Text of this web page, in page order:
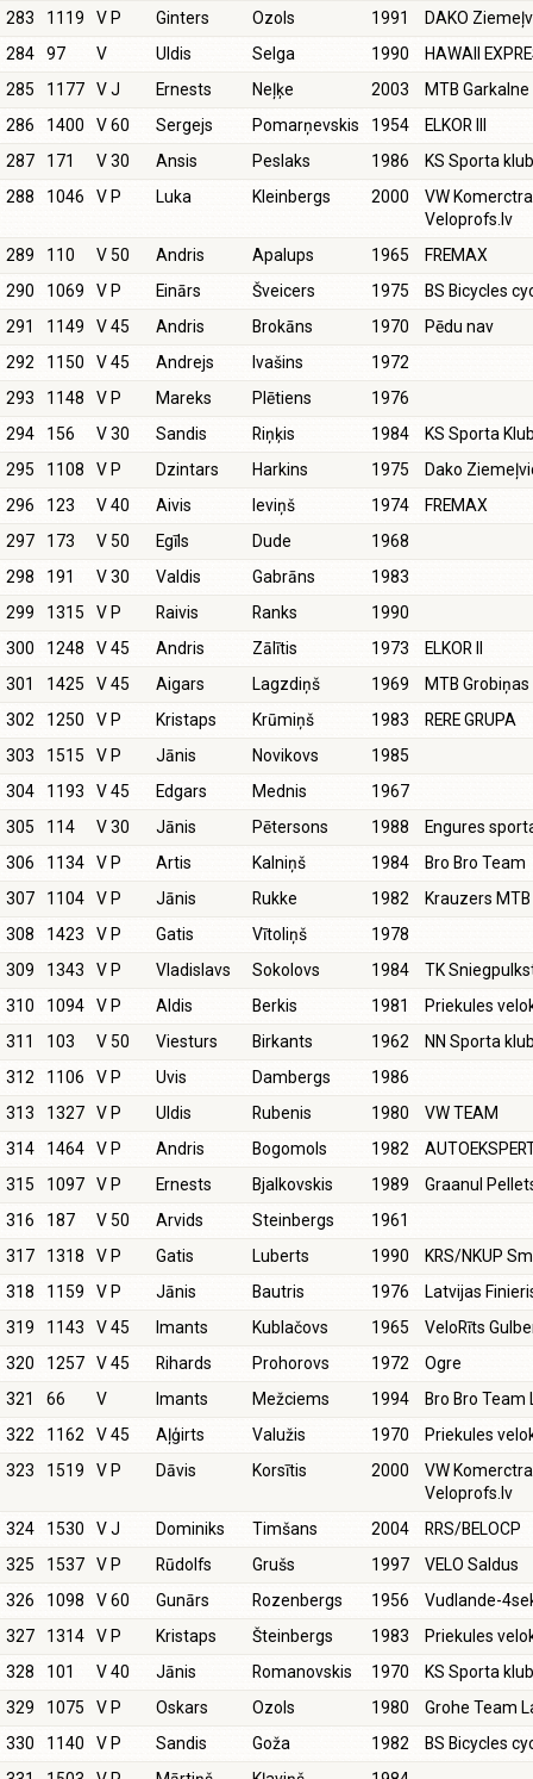
283
1119 V P Ginters Ozols 1991
DAKO
284
97 V Uldis Selga 1990
HAWAII
285
1177 V J Ernests Neļķe 2003
MTB Garkalne
286
1400 V 60 Sergejs Pomarņevskis 1954
ELKOR III
287
171 V 30 Ansis Peslaks 1986
KS Sporta
288
1046 V P Luka Kleinbergs 2000
VW
Veloprofs.lv
289
110 V 50 Andris Apalups 1965
FREMAX
290
1069 V P Einārs Šveicers 1975
BS Bicycles
291
1149 V 45 Andris Brokāns 1970
Pēdu nav
292
1150 V 45 Andrejs Ivašins
1972
293
1148 V P Mareks Plētiens
1976
294
156 V 30 Sandis Riņķis 1984
KS Sporta
295
1108 V P Dzintars Harkins 1975
Dako
296
123 V 40 Aivis Ieviņš 1974
FREMAX
297
173 V 50 Egīls Dude
1968
298
191 V 30 Valdis Gabrāns
1983
299
1315 V P Raivis Ranks
1990
300
1248 V 45 Andris Zālītis 1973
ELKOR II
301
1425 V 45 Aigars Lagzdiņš 1969
MTB
302
1250 V P Kristaps Krūmiņš 1983
RERE GRUPA
303
1515 V P Jānis Novikovs
1985
304
1193 V 45 Edgars Mednis
1967
305
114 V 30 Jānis Pētersons 1988
Engures
306
1134 V P Artis Kalniņš 1984
Bro Bro Team
307
1104 V P Jānis Rukke 1982
Krauzers MTB
308
1423 V P Gatis Vītoliņš
1978
309
1343 V P Vladislavs Sokolovs 1984
TK
310
1094 V P Aldis Berkis 1981
Priekules
311
103 V 50 Viesturs Birkants 1962
NN Sporta
312
1106 V P Uvis Dambergs
1986
313
1327 V P Uldis Rubenis 1980
VW TEAM
314
1464 V P Andris Bogomols 1982
315
1097 V P Ernests Bjalkovskis 1989
Graanul
316
187 V 50 Arvids Steinbergs
1961
317
1318 V P Gatis Luberts 1990
KRS/NKUP
318
1159 V P Jānis Bautris 1976
Latvijas
319
1143 V 45 Imants Kublačovs 1965
VeloRīts
320
1257 V 45 Rihards Prohorovs 1972
Ogre
321
66 V Imants Mežciems 1994
Bro Bro Team
322
1162 V 45 Aļģirts Valužis 1970
Priekules
323
1519 V P Dāvis Korsītis 2000
VW
Veloprofs.lv
324
1530 V J Dominiks Timšans 2004
RRS/BELOCP
325
1537 V P Rūdolfs Grušs 1997
VELO Saldus
326
1098 V 60 Gunārs Rozenbergs 1956
Vudlande-
327
1314 V P Kristaps Šteinbergs 1983
Priekules
328
101 V 40 Jānis Romanovskis 1970
KS Sporta
329
1075 V P Oskars Ozols 1980
Grohe Team
330
1140 V P Sandis Goža 1982
BS Bicycles